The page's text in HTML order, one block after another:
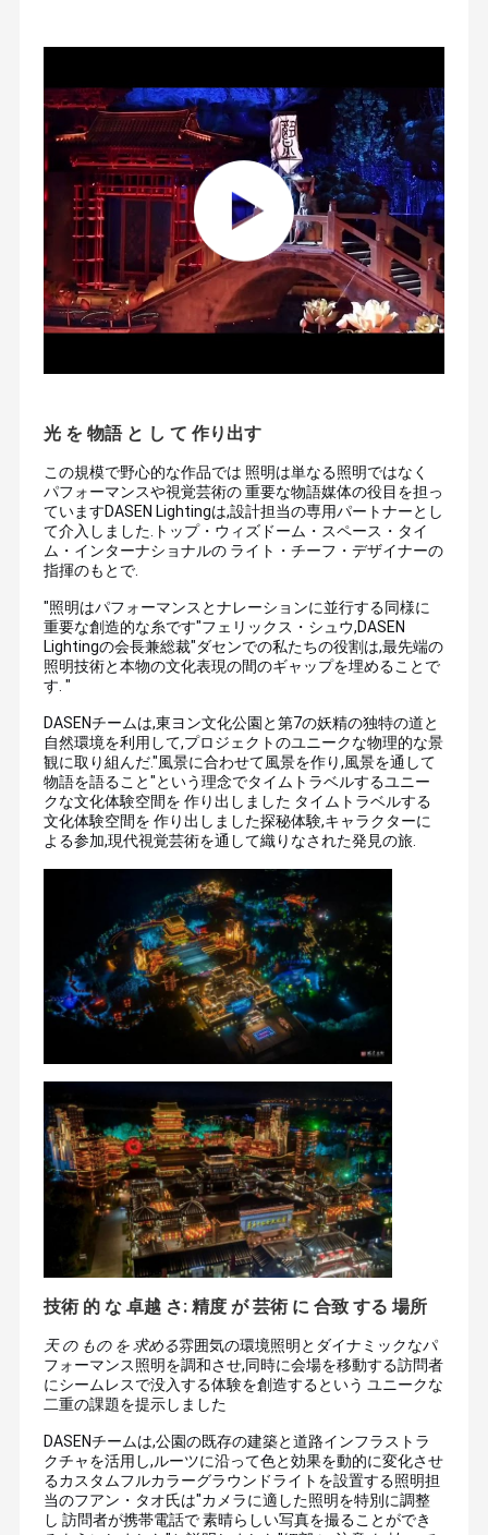
家 プロダクト 私達について 工場旅行
光 を 物語 と し て 作り出す
この規模で野心的な作品では 照明は単なる照明ではなく
パフォーマンスや視覚芸術の 重要な物語媒体の役目を担っ
ていますDASEN Lightingは,設計担当の専用パートナーとし
て介入しました.トップ・ウィズドーム・スペース・タイ
ム・インターナショナルの ライト・チーフ・デザイナーの
指揮のもとで.
"照明はパフォーマンスとナレーションに並行する同様に
重要な創造的な糸です"フェリックス・シュウ,DASEN
Lightingの会長兼総裁"ダセンでの私たちの役割は,最先端の
照明技術と本物の文化表現の間のギャップを埋めることで
す. "
DASENチームは,東ヨン文化公園と第7の妖精の独特の道と
自然環境を利用して,プロジェクトのユニークな物理的な景
観に取り組んだ."風景に合わせて風景を作り,風景を通して
物語を語ること"という理念でタイムトラベルするユニー
クな文化体験空間を 作り出しました タイムトラベルする
文化体験空間を 作り出しました探秘体験,キャラクターに
よる参加,現代視覚芸術を通して織りなされた発見の旅.
技術 的 な 卓越 さ: 精度 が 芸術 に 合致 する 場所
天 の もの を 求める雰囲気の環境照明とダイナミックなパ
フォーマンス照明を調和させ,同時に会場を移動する訪問者
にシームレスで没入する体験を創造するという ユニークな
二重の課題を提示しました
DASENチームは,公園の既存の建築と道路インフラストラ
クチャを活用し,ルーツに沿って色と効果を動的に変化させ
るカスタムフルカラーグラウンドライトを設置する照明担
当のフアン・タオ氏は"カメラに適した照明を特別に調整
し 訪問者が携帯電話で 素晴らしい写真を撮ることができ
ションで 息を呑むような視覚的体験を 作り出すのを手伝
っています 2008年からダッセン・ライトリングは国家高
技術企業に成長しましたデザイン,研究開発,製造,現場での
プログラミングを1つの屋根の下で統合しますプロフェッ
ショナルなステージ照明,景観照明,ホログラム投影などを
含む 総合的なソリューションを顧客に提供しています私
たちは今,先進的な自動生産機器と様々な種類の実験研究